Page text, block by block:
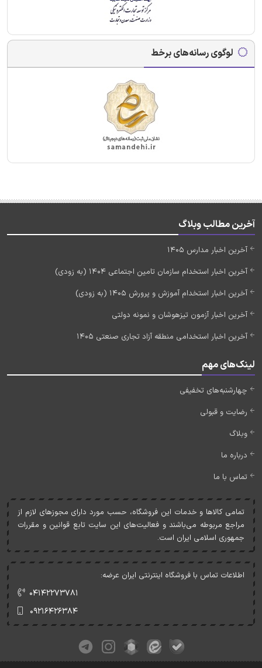
لوگوی رسانه‌های برخط
آخرین مطالب وبلاگ
آخرین اخبار مدارس 1405
آخرین اخبار استخدام سازمان تامین اجتماعی 1404 (به زودی)
آخرین اخبار استخدام آموزش و پرورش 1405 (به زودی)
آخرین اخبار آزمون تیزهوشان و نمونه دولتی
آخرین اخبار استخدامی منطقه آزاد تجاری صنعتی 1405
لینک‌های مهم
چهارشنبه‌های تخفیفی
رضایت و قبولی
وبلاگ
درباره ما
تماس با ما
تمامی کالاها و خدمات اين فروشگاه، حسب مورد دارای مجوزهای لازم از
مراجع مربوطه می‌باشند و فعاليت‌های اين سايت تابع قوانين و مقررات
جمهوری اسلامی ايران است.
اطلاعات تماس با فروشگاه اینترنتی ایران عرضه:
۰۴۱۴۲۲۷۳۷۸۱
۰۹۲۱۶۴۲۶۳۸۴